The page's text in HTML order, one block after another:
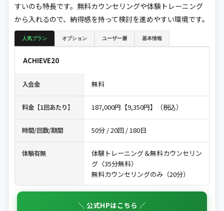
すいのも特長です。無料カウンセリングや体験トレーニング
から入れるので、納得感を持って検討を進めやすい環境です。
人気プラン オプション ユーザー層 基本情報
ACHIEVE20
入会金 無料
料金【1回あたり】 187,000円【9,350円】（税込）
時間/回数/期間 50分 / 20回 / 180日
体験有無
体験トレーニング＆無料カウンセリン
グ（35分無料）
無料カウンセリングのみ（20分）
＼ 公式HPはこちら ／